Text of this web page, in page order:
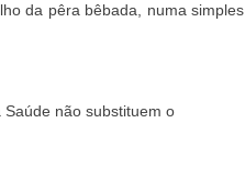
da pêra bêbada, numa simples
não substituem o